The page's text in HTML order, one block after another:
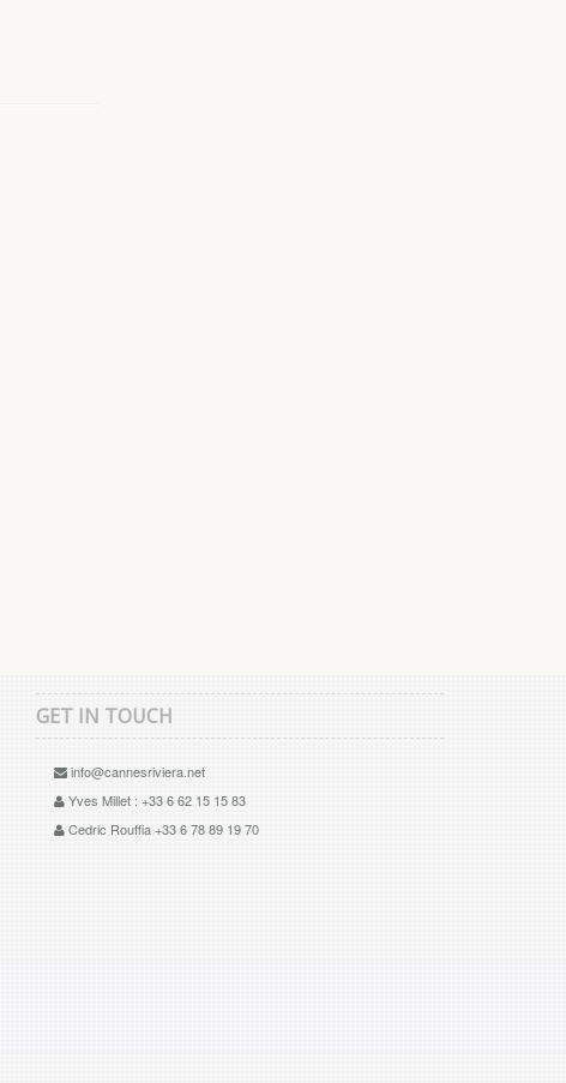
GET IN TOUCH
info@cannesriviera.net
Yves Millet : +33 6 62 15 15 83
Cedric Rouffia +33 6 78 89 19 70